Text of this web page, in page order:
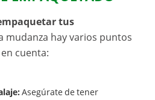
tus
mudanza hay varios puntos
cuenta:
Asegúrate de tener